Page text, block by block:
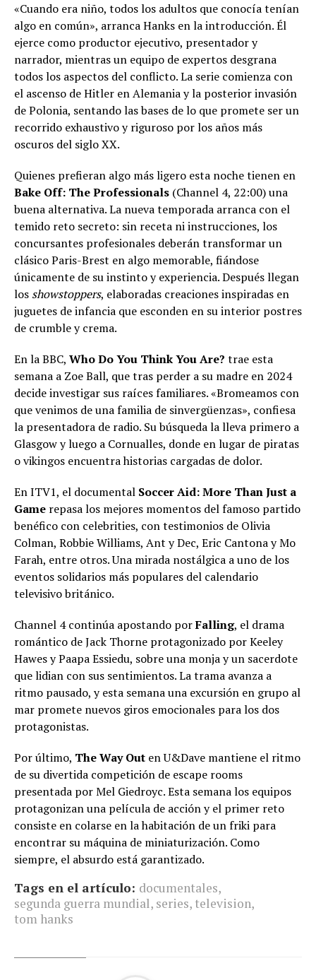
«Cuando era niño, todos los adultos que conocía tenían
algo en común», arranca Hanks en la introducción. Él
ejerce como productor ejecutivo, presentador y
narrador, mientras un equipo de expertos desgrana
todos los aspectos del conflicto. La serie comienza con
el ascenso de Hitler en Alemania y la posterior invasión
de Polonia, sentando las bases de lo que promete ser un
recorrido exhaustivo y riguroso por los años más
oscuros del siglo XX.
Quienes prefieran algo más ligero esta noche tienen en
Bake Off: The Professionals (Channel 4, 22:00) una
buena alternativa. La nueva temporada arranca con el
temido reto secreto: sin receta ni instrucciones, los
concursantes profesionales deberán transformar un
clásico Paris-Brest en algo memorable, fiándose
únicamente de su instinto y experiencia. Después llegan
los showstoppers, elaboradas creaciones inspiradas en
juguetes de infancia que esconden en su interior postres
de crumble y crema.
En la BBC, Who Do You Think You Are? trae esta
semana a Zoe Ball, que tras perder a su madre en 2024
decide investigar sus raíces familiares. «Bromeamos con
que venimos de una familia de sinvergüenzas», confiesa
la presentadora de radio. Su búsqueda la lleva primero a
Glasgow y luego a Cornualles, donde en lugar de piratas
o vikingos encuentra historias cargadas de dolor.
En ITV1, el documental Soccer Aid: More Than Just a
Game repasa los mejores momentos del famoso partido
benéfico con celebrities, con testimonios de Olivia
Colman, Robbie Williams, Ant y Dec, Eric Cantona y Mo
Farah, entre otros. Una mirada nostálgica a uno de los
eventos solidarios más populares del calendario
televisivo británico.
Channel 4 continúa apostando porFalling, el drama
romántico de Jack Thorne protagonizado por Keeley
Hawes y Paapa Essiedu, sobre una monja y un sacerdote
que lidian con sus sentimientos. La trama avanza a
ritmo pausado, y esta semana una excursión en grupo al
mar promete nuevos giros emocionales para los dos
protagonistas.
Por último, The Way Out en U&Dave mantiene el ritmo
de su divertida competición de escape rooms
presentada por Mel Giedroyc. Esta semana los equipos
protagonizan una película de acción y el primer reto
consiste en colarse en la habitación de un friki para
encontrar su máquina de miniaturización. Como
siempre, el absurdo está garantizado.
Tags en el artículo: documentales,
segunda guerra mundial, series, television,
tom hanks